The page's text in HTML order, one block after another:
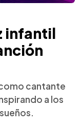
infantil
cantante
a los